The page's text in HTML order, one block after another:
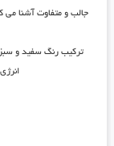
جالب و متفاوت آشنا می
ترکیب رنگ سفید و